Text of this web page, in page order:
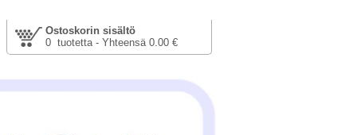
Ostoskorin sisältö
0 tuotetta - Yhteensä 0.00 €